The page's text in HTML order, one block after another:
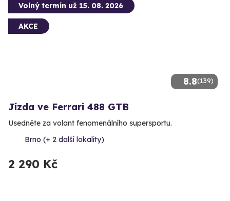
8.8(139)
Volný termín už 15. 08. 2026
AKCE
Jízda ve Ferrari 488 GTB
Usedněte za volant fenomenálního supersportu.
Brno (+ 2 další lokality)
2 290 Kč